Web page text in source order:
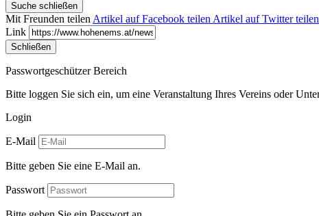
Suche schließen
Mit Freunden teilen Artikel auf Facebook teilen Artikel auf Twitter teilen
Link
Schließen
Passwortgeschützer Bereich
Bitte loggen Sie sich ein, um eine Veranstaltung Ihres Vereins oder
Login
E-Mail
Bitte geben Sie eine E-Mail an.
Passwort